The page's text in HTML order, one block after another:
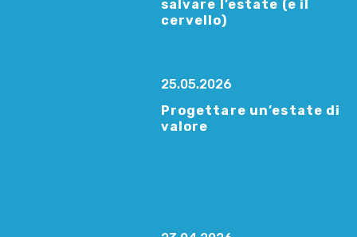
salvare l’estate (e il
cervello)
25.05.2026
Progettare un’estate di
valore